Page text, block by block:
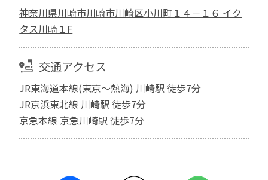
神奈川県川崎市川崎市川崎区小川町１４－１６ イク
タス川崎１F
交通アクセス
JR東海道本線(東京～熱海) 川崎駅 徒歩7分
JR京浜東北線 川崎駅 徒歩7分
京急本線 京急川崎駅 徒歩7分